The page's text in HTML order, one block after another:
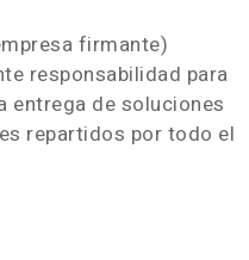
firmante)
responsabilidad para
entrega de soluciones
repartidos por todo el